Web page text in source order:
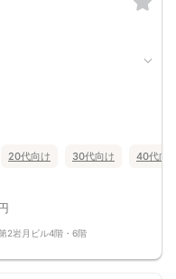
20代向け 30代向け 40代向
2岩月ビル4階・6階